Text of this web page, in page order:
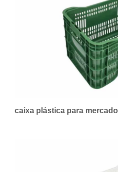
caixa plástica para mercado